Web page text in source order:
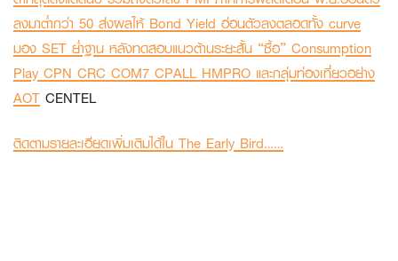
ลงมาต่ำกว่า 50 ส่งผลให้ Bond Yield อ่อนตัวลงตลอดทั้ง curve
มอง SET ย่ำฐาน หลังทดสอบแนวต้านระยะสั้น “ซื้อ” Consumption
Play CPN CRC COM7 CPALL HMPRO และกลุ่มท่องเที่ยวอย่าง
AOT CENTEL
ติดตามรายละเอียดเพิ่มเติมได้ใน The Early Bird……